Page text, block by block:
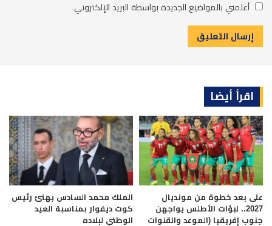
أعلمني بالمواضيع الجديدة بواسطة البريد الإلكتروني.
اقرأ أيضا
على بعد خطوة من مونديال
2027.. لبؤات الأطلس يواجهن
جنوب إفريقيا (الموعد والقنوات
الملك محمد السادس يهنئ رئيس
كوت ديفوار بمناسبة العيد
الوطني لبلاده